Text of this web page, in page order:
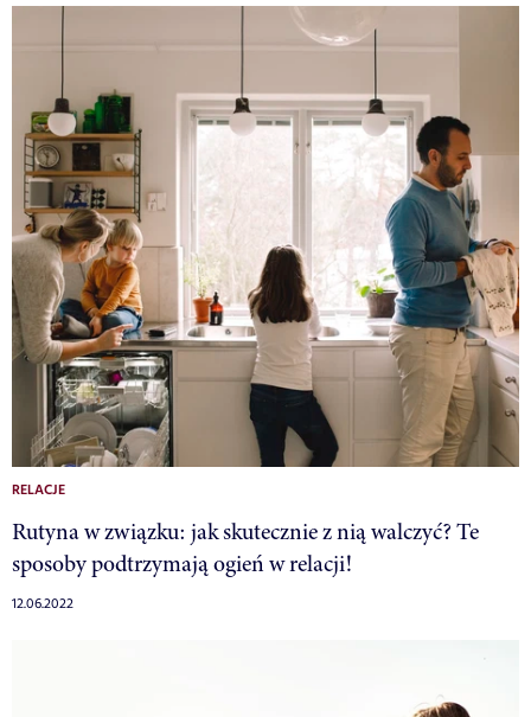
RELACJE
Rutyna w związku: jak skutecznie z nią walczyć? Te
sposoby podtrzymają ogień w relacji!
12.06.2022